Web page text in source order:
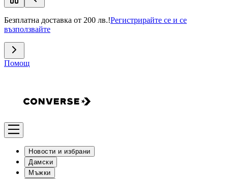
Безплатна доставка от 200 лв.!Регистрирайте се и се
възползвайте
Помощ
Новости и избрани
Дамски
Мъжки